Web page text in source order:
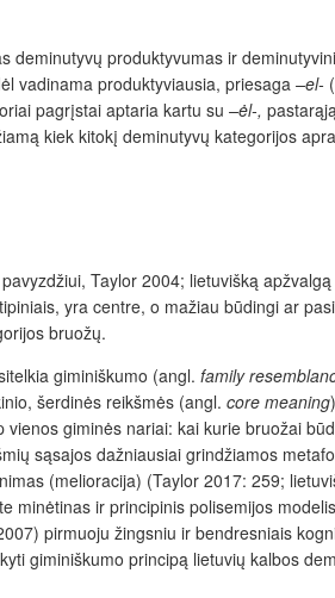
deminutyvų produktyvumas ir
vadinama produktyviausia, priesaga –el- (
pagrįstai aptaria kartu su –ėl-,
kiek kitokį deminutyvų kategorijos
Taylor 2004; lietuvišką
yra centre, o mažiau būdingi ar
bruožų.
giminiškumo (angl. family
šerdinės reikšmės (angl. core meaning
giminės nariai: kai kurie bruožai
sąsajos dažniausiai grindžiamos
(melioracija) (Taylor 2017: 259;
minėtinas ir principinis polisemijos
pirmuoju žingsniu ir bendresniais
giminiškumo principą lietuvių kalbos